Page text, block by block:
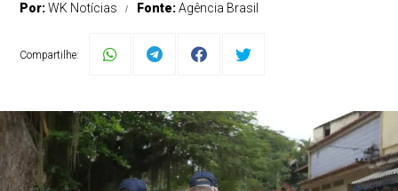
Por:WK Notícias Fonte:Agência Brasil
Compartilhe: